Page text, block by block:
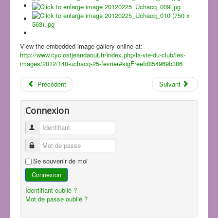
View the embedded image gallery online at:
http://www.cyclostjeandaout.fr/index.php/la-vie-du-club/les-
images/2012/140-uchacq-25-fevrier#sigFreeId854969b386
Précédent Suivant
Connexion
Identifiant
Mot de passe
Se souvenir de moi
Connexion
Identifiant oublié ?
Mot de passe oublié ?